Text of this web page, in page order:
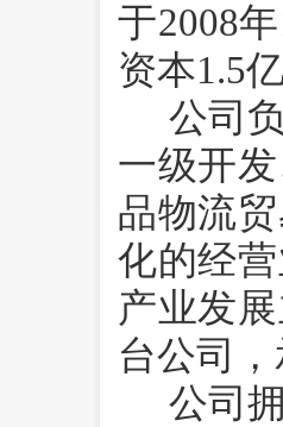
于2008年
资本1.5
公司
一级开
品物流
化的经
产业发
台公司
公司